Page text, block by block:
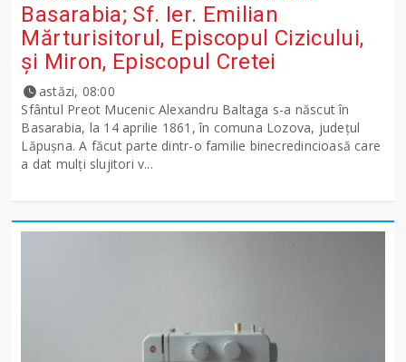
Basarabia; Sf. Ier. Emilian
Mărturisitorul, Episcopul Cizicului,
şi Miron, Episcopul Cretei
astăzi, 08:00
Sfântul Preot Mucenic Alexandru Baltaga s-a născut în
Basarabia, la 14 aprilie 1861, în comuna Lozova, județul
Lăpușna. A făcut parte dintr-o familie binecredincioasă care
a dat mulți slujitori v...